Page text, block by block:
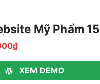
Mỹ Phẩm 15
₫Giá
hiện
tại
là:
700.000₫.
XEM DEMO